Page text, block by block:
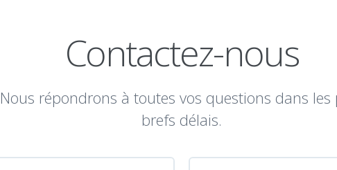
Contactez-nous
Nous répondrons à toutes vos questions dans les
brefs délais.